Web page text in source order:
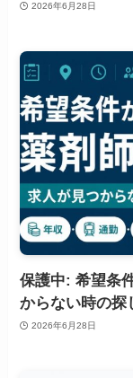
2026年6月28日
保護中: 希望条
からない時の探
2026年6月28日